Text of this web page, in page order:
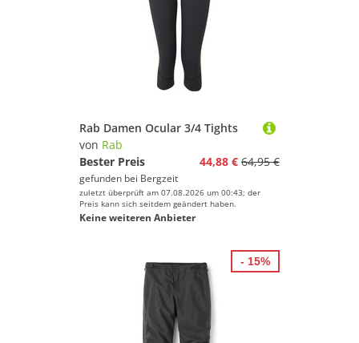
Rab Damen Ocular 3/4 Tights
von Rab
Bester Preis
44,88 € 64,95 €
gefunden bei Bergzeit
zuletzt überprüft am 07.08.2026 um 00:43; der
Preis kann sich seitdem geändert haben.
Keine weiteren Anbieter
- 15%